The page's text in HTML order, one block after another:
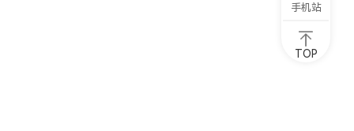
手机站
TOP